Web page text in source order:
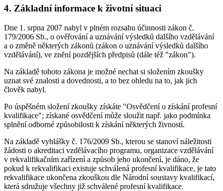
4. Základní informace k životní situaci
Dne 1. srpna 2007 nabyl v plném rozsahu účinnosti zákon č.
179/2006 Sb., o ověřování a uznávání výsledků dalšího vzdělávání
a o změně některých zákonů (zákon o uznávání výsledků dalšího
vzdělávání), ve znění pozdějších předpisů (dále též "zákon").
Na základě tohoto zákona je možné nechat si složením zkoušky
uznat své znalosti a dovednosti, a to bez ohledu na to, jak jich
člověk nabyl.
Po úspěšném složení zkoušky získáte "Osvědčení o získání profesní
kvalifikace"; získané osvědčení může sloužit např. jako podmínka
splnění odborné způsobilosti k získání některých živností.
Na základě vyhlášky č. 176/2009 Sb., kterou se stanoví náležitosti
žádosti o akreditaci vzdělávacího programu, organizace vzdělávání
v rekvalifikačním zařízení a způsob jeho ukončení, je dáno, že
pokud k rekvalifikaci existuje schválená profesní kvalifikace, je tato
rekvalifikace ukončena zkouškou dle Národní soustavy kvalifikací,
která sdružuje všechny již schválené profesní kvalifikace.